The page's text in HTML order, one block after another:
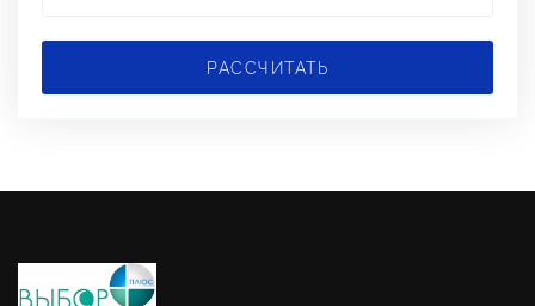
РАССЧИТАТЬ